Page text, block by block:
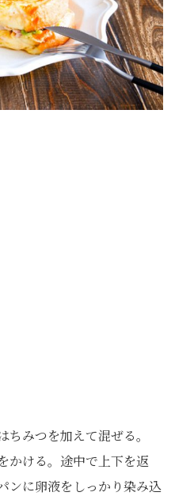
みつを加えて混ぜる。
かける。途中で上下を返
ンに卵液をしっかり染み込